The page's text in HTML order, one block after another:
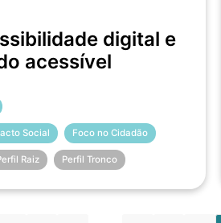
digital e
acessível
Social Foco no Cidadão
Raiz Perfil Tronco